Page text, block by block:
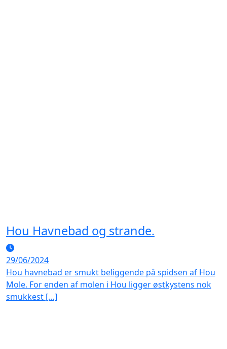
Hou Havnebad og strande.
29/06/2024
Hou havnebad er smukt beliggende på spidsen af Hou
Mole. For enden af molen i Hou ligger østkystens nok
smukkest […]